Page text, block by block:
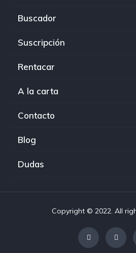
Buscador
Suscripción
Rentacar
A la carta
Contacto
Blog
Dudas
Copyright © 2022. All